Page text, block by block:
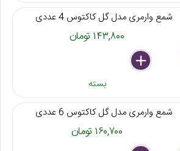
شمع وارمری مدل گل کاکتوس 4 عددی
۱۴۳,۸۰۰ تومان
delete
remove
add
بسته
شمع وارمری مدل گل کاکتوس 6 عددی
۱۶۰,۷۰۰ تومان